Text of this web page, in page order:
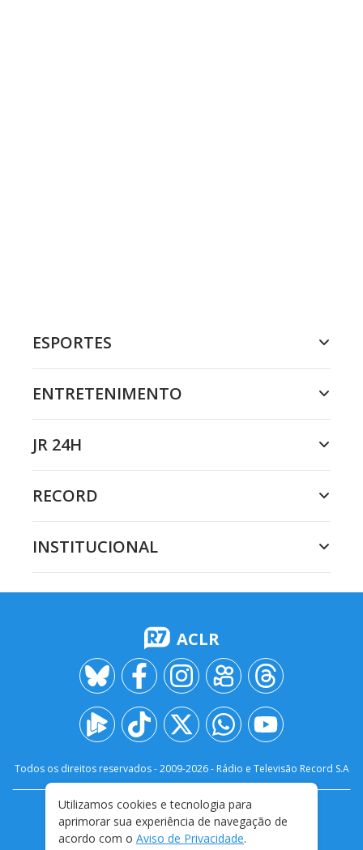
ESPORTES
ENTRETENIMENTO
JR 24H
RECORD
INSTITUCIONAL
ACLR
Todos os direitos reservados - 2009-2026- Rádio e Televisão Record S.A
FALE CONOSCO
PRIVACIDADE
TERMOS E CONDIÇÕES DE USO
Utilizamos cookies e tecnologia para
aprimorar sua experiência de navegação de
acordo com o Aviso de Privacidade.